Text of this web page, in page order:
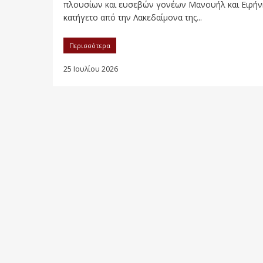
πλουσίων και ευσεβών γονέων Μανουήλ και
κατήγετο από την Λακεδαίμονα της...
Περισσότερα
25 Ιουλίου 2026